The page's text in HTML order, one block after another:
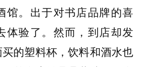
馆。出于对书店品牌的喜
体验了。然而，到店却发
的塑料杯，饮料和酒水也